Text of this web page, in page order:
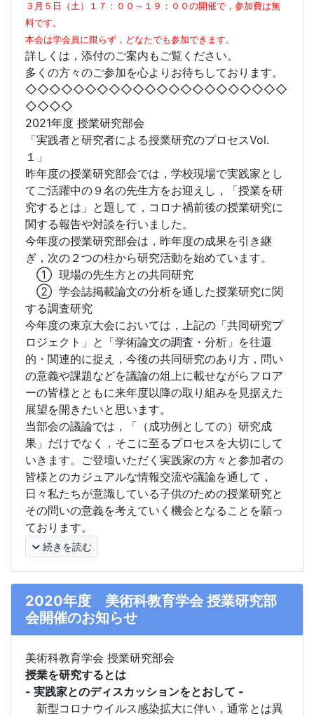
３月５日（土）１７：００～１９：００の開催で，参加費は無
料です。
本会は学会員に限らず，どなたでも参加できます。
詳しくは，添付のご案内もご覧ください。
多くの方々のご参加を心よりお待ちしております。
◇◇◇◇◇◇◇◇◇◇◇◇◇◇◇◇◇◇◇◇◇◇
◇◇◇◇
2021年度 授業研究部会
「実践者と研究者による授業研究のプロセスVol.
１」
昨年度の授業研究部会では，学校現場で実践家とし
てご活躍中の９名の先生方をお迎えし，「授業を研
究するとは」と題して，コロナ禍前後の授業研究に
関する報告や対談を行いました。
今年度の授業研究部会は，昨年度の成果を引き継
ぎ，次の２つの柱から研究活動を始めています。
① 現場の先生方との共同研究
② 学会誌掲載論文の分析を通した授業研究に関
する調査研究
今年度の東京大会においては，上記の「共同研究プ
ロジェクト」と「学術論文の調査・分析」を往還
的・関連的に捉え，今後の共同研究のあり方，問い
の意義や課題などを議論の俎上に載せながらフロア
ーの皆様とともに来年度以降の取り組みを見据えた
展望を開きたいと思います。
当部会の議論では，「（成功例としての）研究成
果」だけでなく，そこに至るプロセスを大切にして
いきます。ご登壇いただく実践家の方々と参加者の
皆様とのカジュアルな情報交流や議論を通して，
日々私たちが意識している子供のための授業研究と
その問いの意義を考えていく機会となることを願っ
ております。
続きを読む
2020年度 美術科教育学会 授業研究部
会開催のお知らせ
美術科教育学会 授業研究部会
授業を研究するとは
- 実践家とのディスカッションをとおして -
新型コロナウイルス感染拡大に伴い，通常とは異